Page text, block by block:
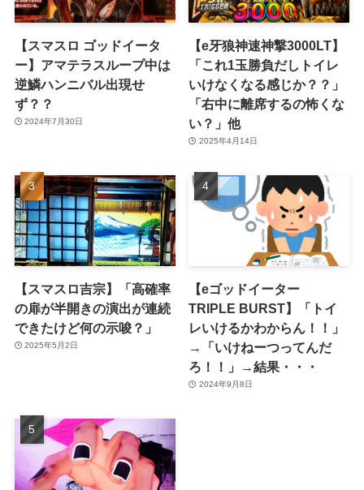
【スマスロ ゴッドイータ
ー】アマテラスループ中は
逆鱗ハンニバル出現せ
ず？？
2024年7月30日
【e牙狼神速神撃3000LT】
「これ1玉勝負だしトイレ
いけなくなる感じか？？」
「右中に離席するの怖くな
い？」他
2025年4月14日
【スマスロ吉宗】「高確率
の扉が半開きの演出が連続
できたけど何の示唆？」
2025年5月2日
【eゴッドイーター
TRIPLE BURST】「トイ
レいけるかわからん！！」
→「いけねーつってんだ
ろ！！」→結果・・・
2024年9月8日